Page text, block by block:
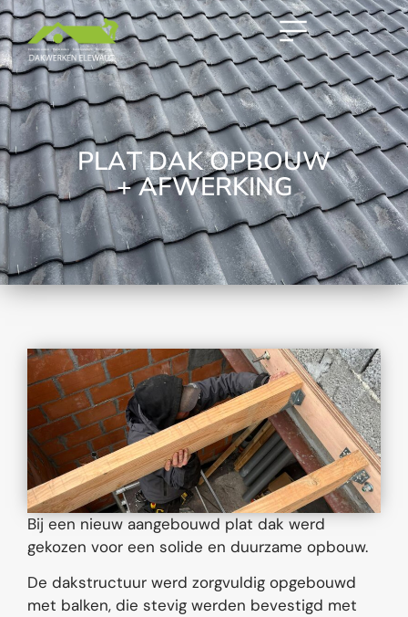
PLATDAKOPBOUW
+AFWERKING
Bij een nieuw aangebouwd plat dak werd
gekozen voor een solide en duurzame opbouw.
De dakstructuur werd zorgvuldig opgebouwd
met balken, die stevig werden bevestigd met